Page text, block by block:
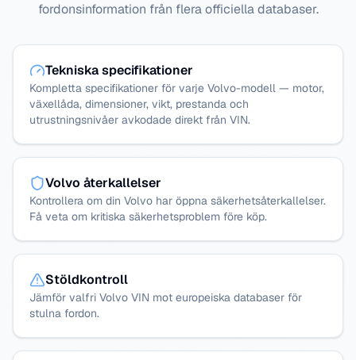
fordonsinformation från flera officiella databaser.
Tekniska specifikationer
Kompletta specifikationer för varje Volvo-modell — motor,
växellåda, dimensioner, vikt, prestanda och
utrustningsnivåer avkodade direkt från VIN.
Volvo återkallelser
Kontrollera om din Volvo har öppna säkerhetsåterkallelser.
Få veta om kritiska säkerhetsproblem före köp.
Stöldkontroll
Jämför valfri Volvo VIN mot europeiska databaser för
stulna fordon.